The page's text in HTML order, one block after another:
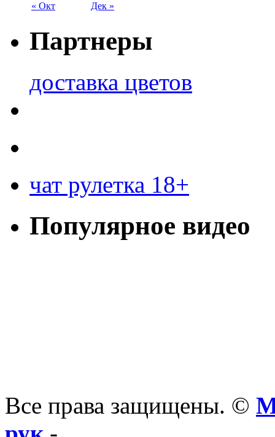
« Окт Дек »
Партнеры
доставка цветов
чат рулетка 18+
Популярное видео
Все права защищены. ©